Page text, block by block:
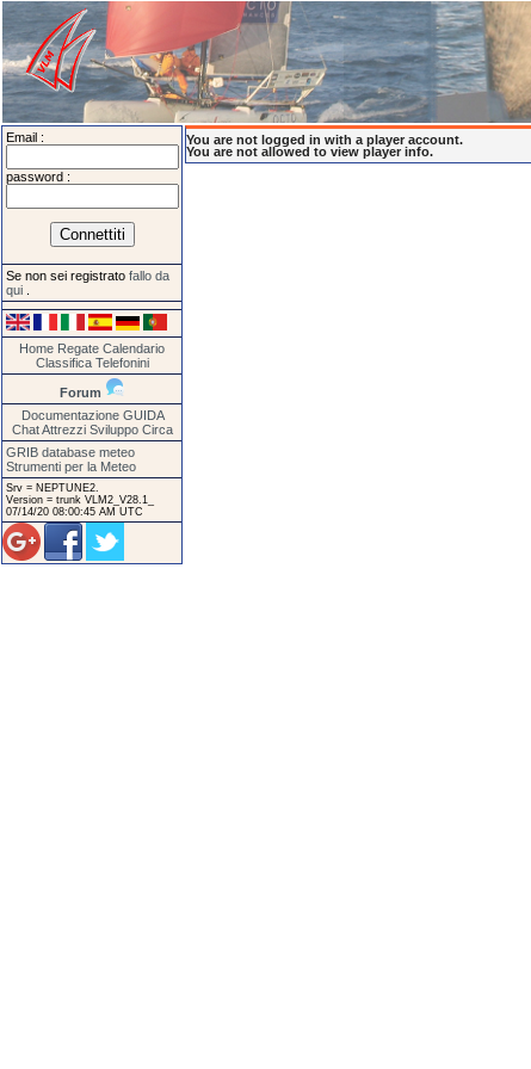
Email :
password :
Se non sei registrato fallo da
qui
Home Regate Calendario
Classifica Telefonini
Forum
Documentazione GUIDA
Chat Attrezzi Sviluppo Circa
GRIB database meteo
Strumenti per la Meteo
Srv = NEPTUNE2.
Version = trunk VLM2_V28.1_
07/14/20 08:00:45 AM UTC
You are not logged in with a player account.
You are not allowed to view player info.